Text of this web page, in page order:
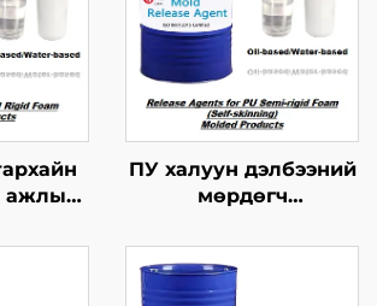
ажлыг
ПУ халуун дэлбээний
мөрдөгч
хэрэгсэл